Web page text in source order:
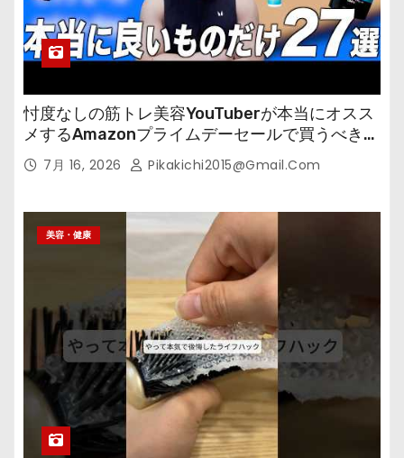
忖度なしの筋トレ美容YouTuberが本当にオスス
メするAmazonプライムデーセールで買うべきも
の 7月 16, 2026 Pikakichi2015@gmail.com
美容・健康